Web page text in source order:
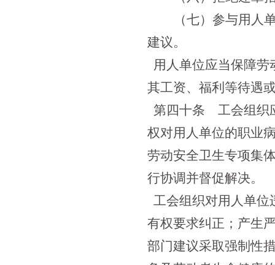
（七）参与用人
建议。
用人单位应当保障
其工资、福利等待遇
第四十条 工会组织
权对用人单位的职业
劳动安全卫生专项集
行协调并督促解决。
工会组织对用人单位
有权要求纠正；产生
部门建议采取强制性